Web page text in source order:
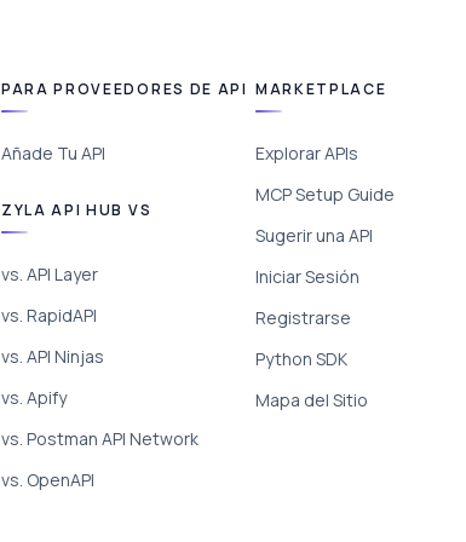
PARA PROVEEDORES DE API
Añade Tu API
ZYLA API HUB VS
vs. API Layer
vs. RapidAPI
vs. API Ninjas
vs. Apify
vs. Postman API Network
vs. OpenAPI
MARKETPLACE
Explorar APIs
MCP Setup Guide
Sugerir una API
Iniciar Sesión
Registrarse
Python SDK
Mapa del Sitio